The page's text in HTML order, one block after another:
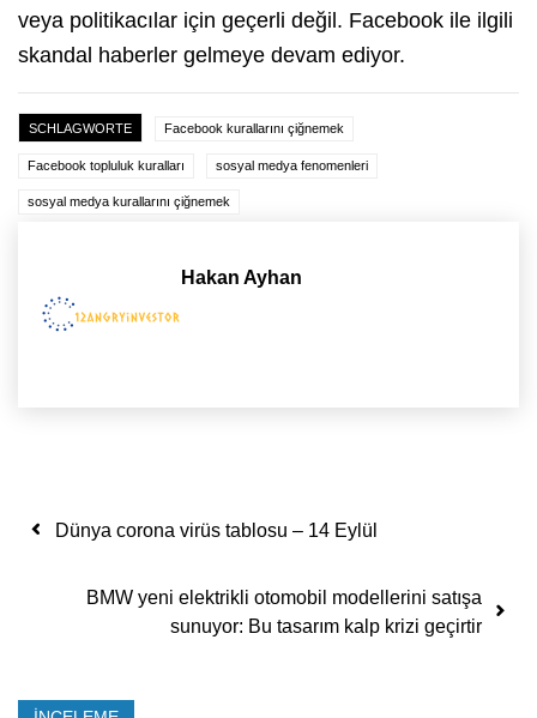
veya politikacılar için geçerli değil. Facebook ile ilgili
skandal haberler gelmeye devam ediyor.
SCHLAGWORTE Facebook kurallarını çiğnemek
Facebook topluluk kuralları sosyal medya fenomenleri
sosyal medya kurallarını çiğnemek
Hakan Ayhan
Yazı dolaşımı
Dünya corona virüs tablosu – 14 Eylül
BMW yeni elektrikli otomobil modellerini satışa
sunuyor: Bu tasarım kalp krizi geçirtir